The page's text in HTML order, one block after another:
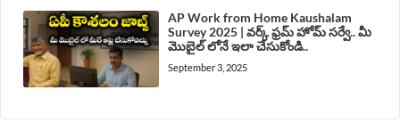
AP Work from Home Kaushalam
Survey 2025 | వర్క్ ఫ్రమ్ హోమ్ సర్వే.. మీ
మొబైల్ లోనే ఇలా చేసుకోండి..
September 3, 2025